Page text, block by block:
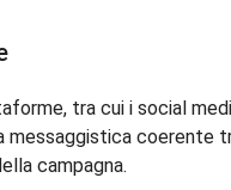
tra cui i social
messaggistica coerente
campagna.